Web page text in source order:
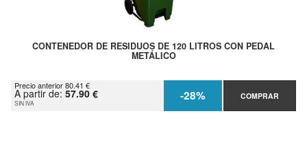
CONTENEDOR DE RESIDUOS DE 120 LITROS CON PEDAL
METÁLICO
Precio anterior 80.41 €
A partir de: 57.90 €
SIN IVA -28% COMPRAR